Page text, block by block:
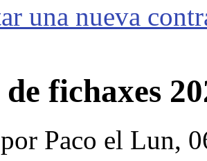
una nueva
fichaxes
Paco el Lun,